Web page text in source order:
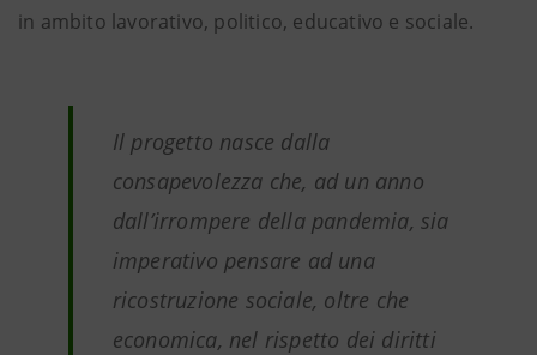
in ambito lavorativo, politico, educativo e sociale.
Il progetto nasce dalla
consapevolezza che, ad un anno
dall’irrompere della pandemia, sia
imperativo pensare ad una
ricostruzione sociale, oltre che
economica, nel rispetto dei diritti